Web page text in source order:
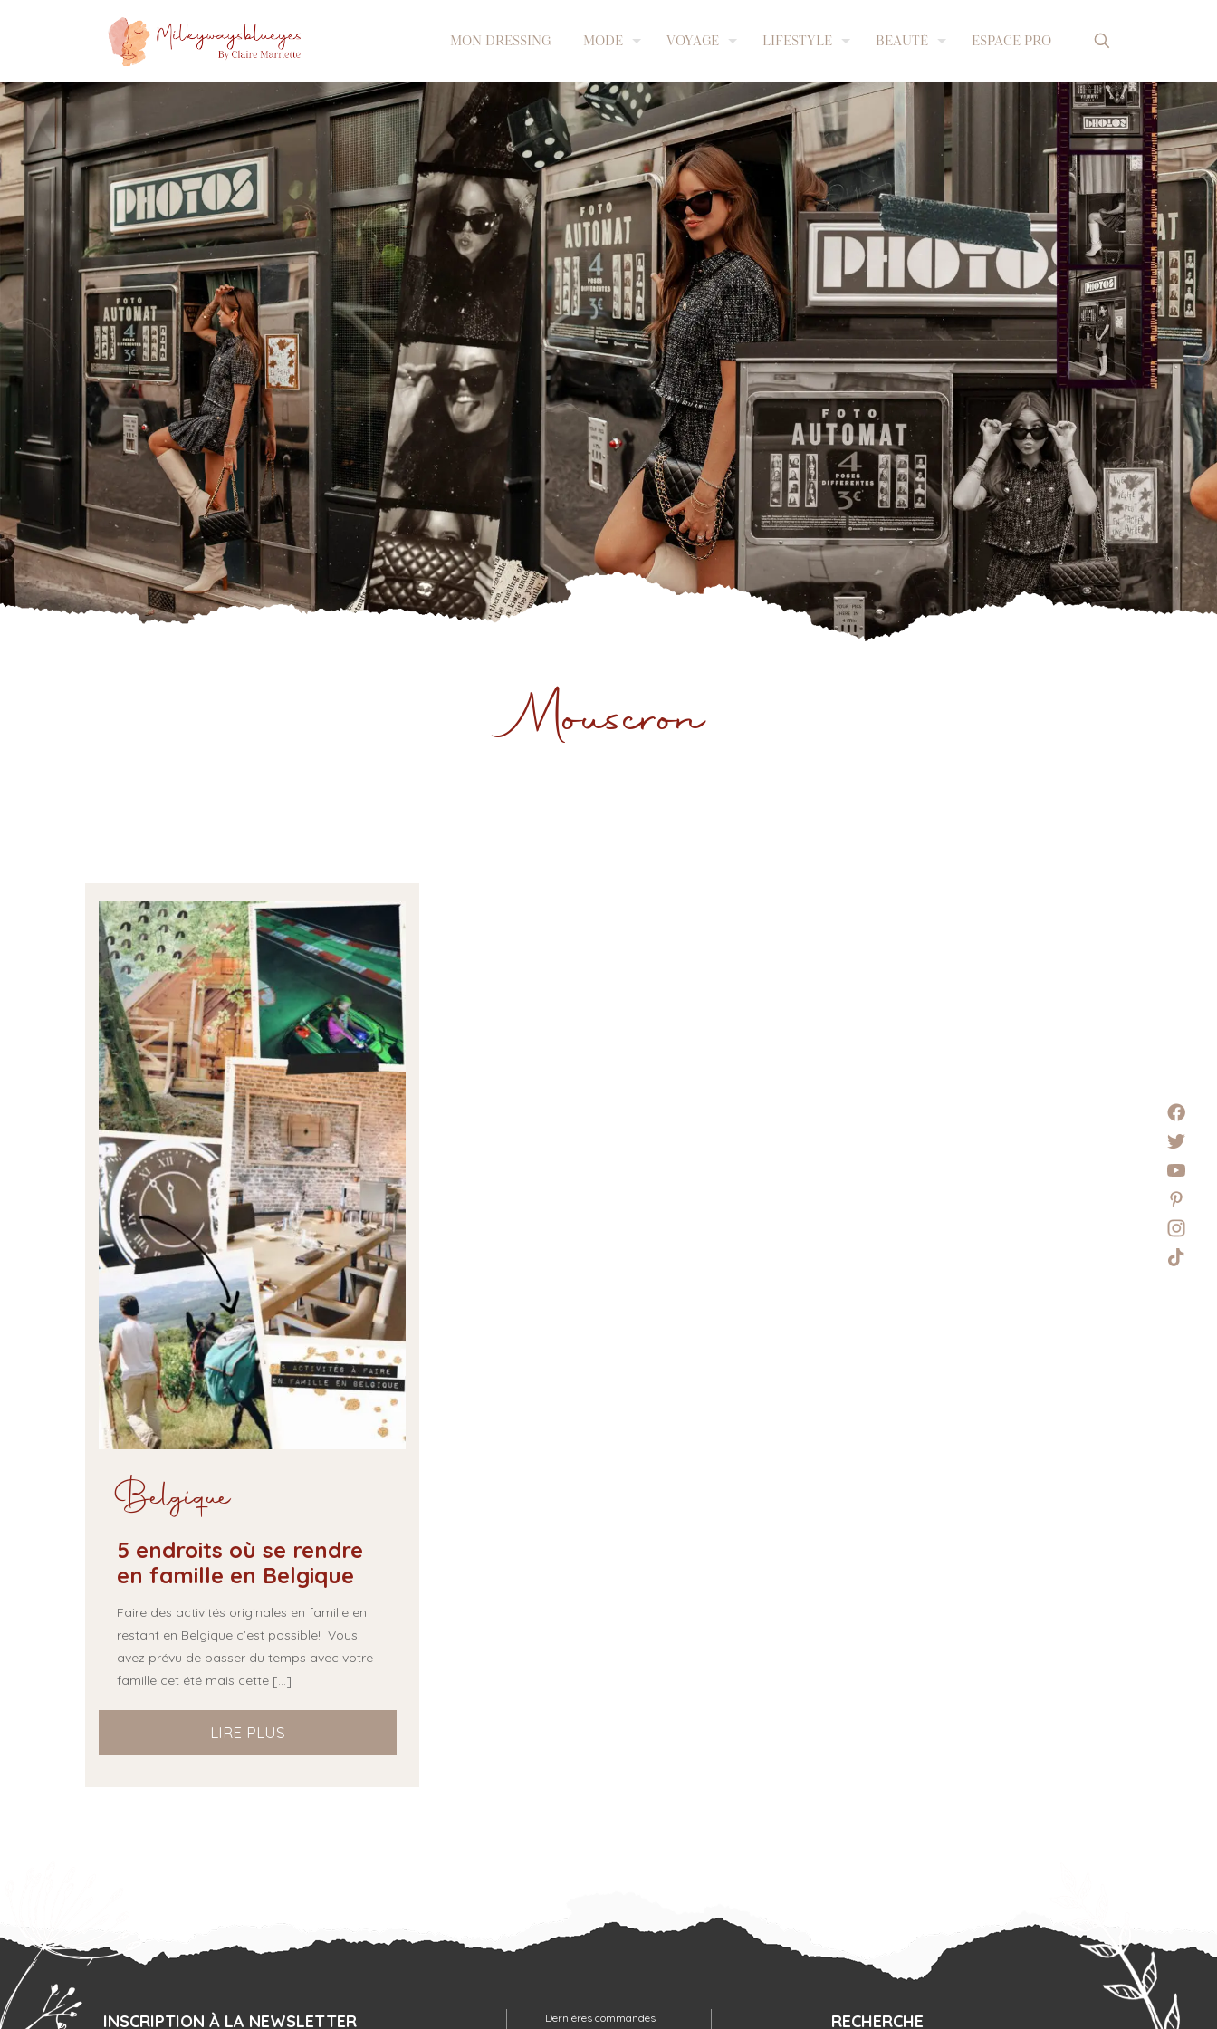
MON DRESSING MODE VOYAGE LIFESTYLE BEAUTÉ ESPACE PRO
Mouscron
Belgique
5 endroits où se rendre
en famille en Belgique
Faire des activités originales en famille en
restant en Belgique c’est possible! Vous
avez prévu de passer du temps avec votre
famille cet été mais cette[…]
LIRE PLUS
INSCRIPTION À LA NEWSLETTER Dernières commandes RECHERCHE